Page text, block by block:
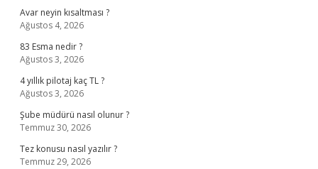
Avar neyin kısaltması ?
Ağustos 4, 2026
83 Esma nedir ?
Ağustos 3, 2026
4 yıllık pilotaj kaç TL ?
Ağustos 3, 2026
Şube müdürü nasıl olunur ?
Temmuz 30, 2026
Tez konusu nasıl yazılır ?
Temmuz 29, 2026